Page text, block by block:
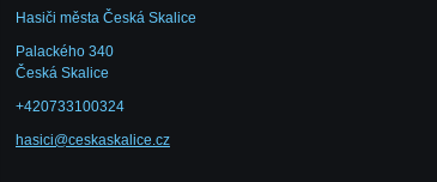
Hasiči města Česká Skalice
Palackého 340
Česká Skalice
+420733100324
hasici@ceskaskalice.cz